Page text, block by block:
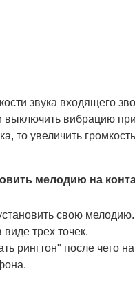
звука входящего
вибрацию
то увеличить
мелодию на
свою мелодию.
виде трех точек.
рингтон" после чего